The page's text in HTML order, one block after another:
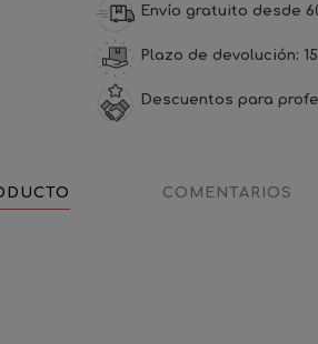
Envío gratuito desde
Plazo de devolución:
Descuentos para
COMENTARIOS